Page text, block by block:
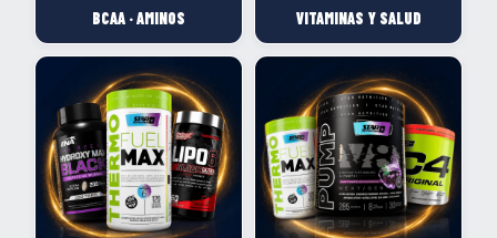
BCAA · AMINOS VITAMINAS Y SALUD